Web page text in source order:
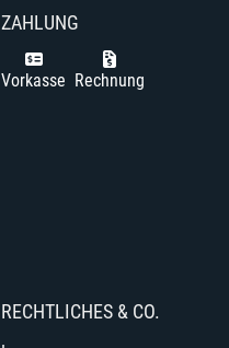
ZAHLUNG
Vorkasse Rechnung
RECHTLICHES & CO.